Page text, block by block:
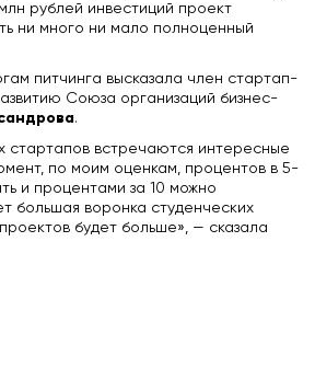
рублей инвестиций проект
ни много ни мало полноценный
питчинга высказала член стартап-
Союза организаций бизнес-
.
стартапов встречаются интересные
по моим оценкам, процентов в 5-
и процентами за 10 можно
большая воронка студенческих
будет больше», — сказала